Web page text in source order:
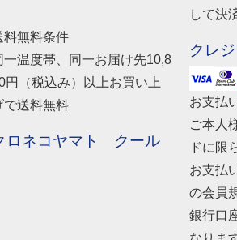
料無料条件
一温度帯、同一お届け先10,8
円（税込み）以上お買い上
で送料無料
ロネコヤマト クール
して決
クレ
お支払
ご本人
ドに限
お支払
の会員
銀行口